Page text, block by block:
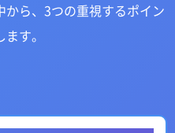
ら、3つの重視するポイン
す。